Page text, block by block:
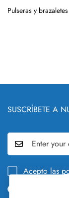
Pulseras y brazaletes
SUSCRÍBETE A
Acepto las